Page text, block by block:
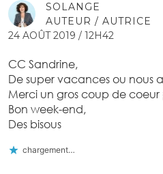
SOLANGE
AUTEUR / AUTRICE
24 AOÛT 2019 / 12H42
CC Sandrine,
De super vacances ou nous
Merci un gros coup de
Bon week-end,
Des bisous
chargement…